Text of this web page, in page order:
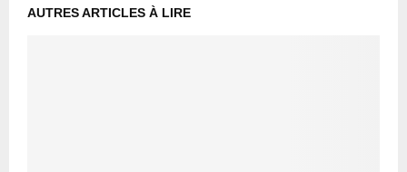
AUTRES ARTICLES À LIRE